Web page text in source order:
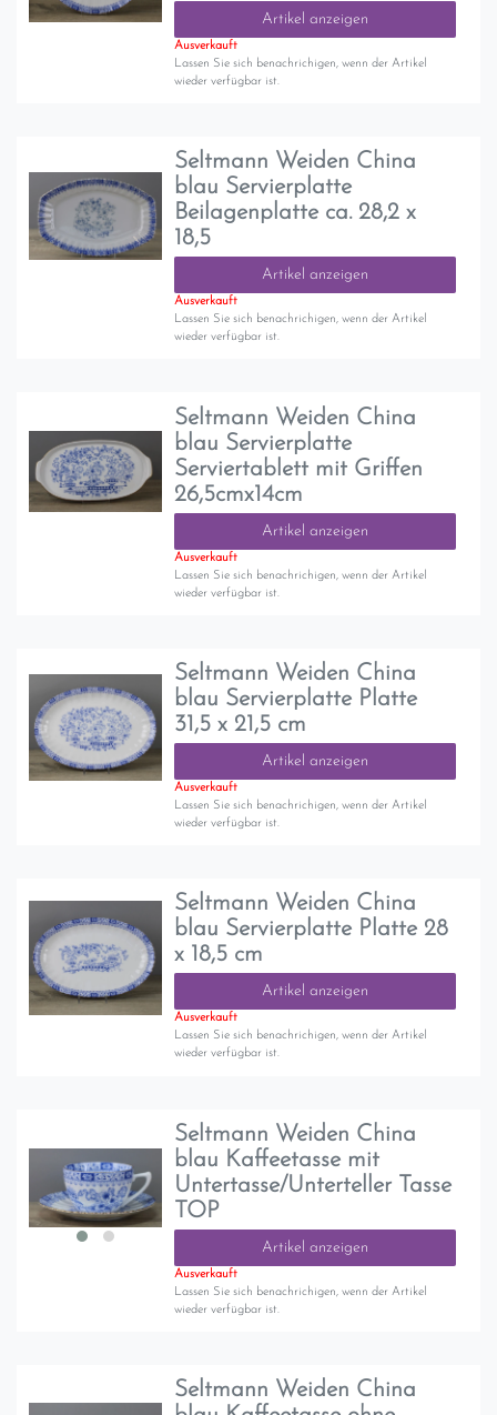
Artikel anzeigen
Ausverkauft
Lassen Sie sich benachrichigen, wenn der Artikel
wieder verfügbar ist.
Seltmann Weiden China
blau Servierplatte
Beilagenplatte ca. 28,2 x
18,5
Artikel anzeigen
Ausverkauft
Lassen Sie sich benachrichigen, wenn der Artikel
wieder verfügbar ist.
Seltmann Weiden China
blau Servierplatte
Serviertablett mit Griffen
26,5cmx14cm
Artikel anzeigen
Ausverkauft
Lassen Sie sich benachrichigen, wenn der Artikel
wieder verfügbar ist.
Seltmann Weiden China
blau Servierplatte Platte
31,5 x 21,5 cm
Artikel anzeigen
Ausverkauft
Lassen Sie sich benachrichigen, wenn der Artikel
wieder verfügbar ist.
Seltmann Weiden China
blau Servierplatte Platte 28
x 18,5 cm
Artikel anzeigen
Ausverkauft
Lassen Sie sich benachrichigen, wenn der Artikel
wieder verfügbar ist.
Seltmann Weiden China
blau Kaffeetasse mit
Untertasse/Unterteller Tasse
TOP
Artikel anzeigen
Ausverkauft
Lassen Sie sich benachrichigen, wenn der Artikel
wieder verfügbar ist.
Seltmann Weiden China